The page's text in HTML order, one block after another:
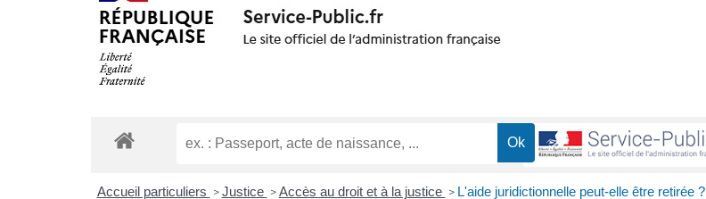
Accueil particuliers > Justice > Accès au droit et à la justice > L'aide juridictionnelle peut-elle être retirée ?